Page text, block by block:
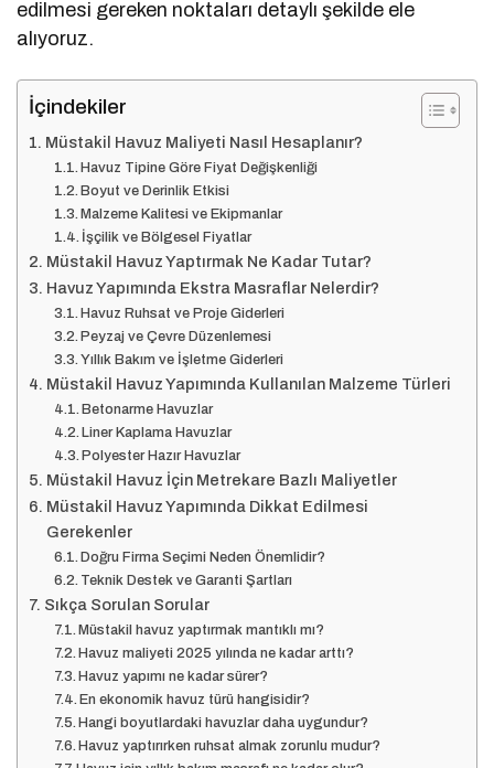
edilmesi gereken noktaları detaylı şekilde ele
alıyoruz.
İçindekiler
Müstakil Havuz Maliyeti Nasıl Hesaplanır?
Havuz Tipine Göre Fiyat Değişkenliği
Boyut ve Derinlik Etkisi
Malzeme Kalitesi ve Ekipmanlar
İşçilik ve Bölgesel Fiyatlar
Müstakil Havuz Yaptırmak Ne Kadar Tutar?
Havuz Yapımında Ekstra Masraflar Nelerdir?
Havuz Ruhsat ve Proje Giderleri
Peyzaj ve Çevre Düzenlemesi
Yıllık Bakım ve İşletme Giderleri
Müstakil Havuz Yapımında Kullanılan Malzeme Türleri
Betonarme Havuzlar
Liner Kaplama Havuzlar
Polyester Hazır Havuzlar
Müstakil Havuz İçin Metrekare Bazlı Maliyetler
Müstakil Havuz Yapımında Dikkat Edilmesi
Gerekenler
Doğru Firma Seçimi Neden Önemlidir?
Teknik Destek ve Garanti Şartları
Sıkça Sorulan Sorular
Müstakil havuz yaptırmak mantıklı mı?
Havuz maliyeti 2025 yılında ne kadar arttı?
Havuz yapımı ne kadar sürer?
En ekonomik havuz türü hangisidir?
Hangi boyutlardaki havuzlar daha uygundur?
Havuz yaptırırken ruhsat almak zorunlu mudur?